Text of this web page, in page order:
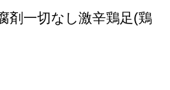
剤一切なし激辛鶏足(鶏